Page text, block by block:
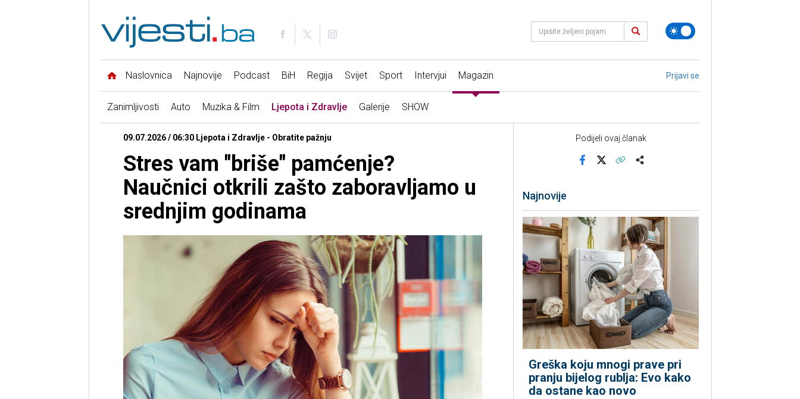
Naslovnica Najnovije Podcast BiH Regija Svijet Sport Intervjui Magazin Prijavi se
Zanimljivosti Auto Muzika & Film Ljepota i Zdravlje Galerije SHOW
09.07.2026 / 06:30 Ljepota i Zdravlje - Obratite pažnju
Stres vam "briše" pamćenje?
Naučnici otkrili zašto zaboravljamo u
srednjim godinama
Podijeli ovaj članak
Najnovije
Greška koju mnogi prave pri
pranju bijelog rublja: Evo kako
da ostane kao novo